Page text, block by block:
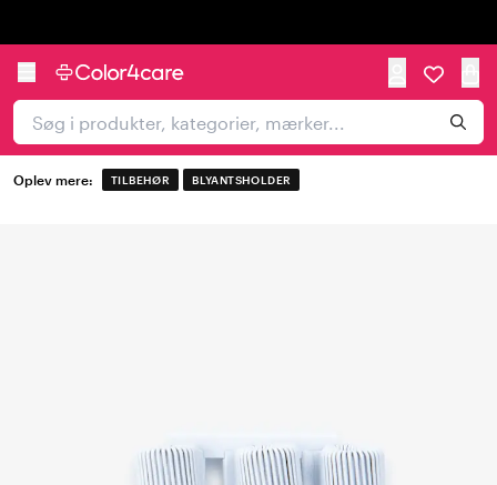
Oplev mere: TILBEHØR BLYANTSHOLDER